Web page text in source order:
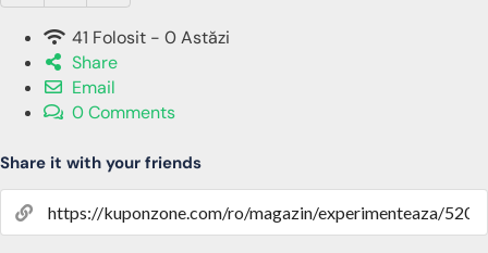
41 Folosit - 0 Astăzi
Share
Email
0 Comments
Share it with your friends